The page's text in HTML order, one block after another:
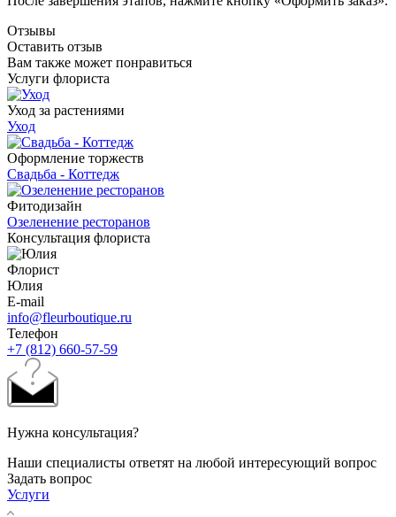
Отзывы
Оставить отзыв
Вам также может понравиться
Услуги флориста
Уход за растениями
Уход
Оформление торжеств
Свадьба - Коттедж
Фитодизайн
Озеленение ресторанов
Консультация флориста
Флорист
Юлия
E-mail
info@fleurboutique.ru
Телефон
+7 (812) 660-57-59
Нужна консультация?
Наши специалисты ответят на любой интересующий вопрос
Задать вопрос
Услуги